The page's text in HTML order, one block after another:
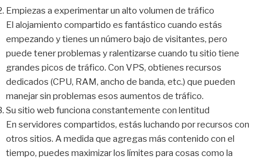
Empiezas a experimentar un alto volumen de tráfico
El alojamiento compartido es fantástico cuando estás
empezando y tienes un número bajo de visitantes, pero
puede tener problemas y ralentizarse cuando tu sitio tiene
grandes picos de tráfico. Con VPS, obtienes recursos
dedicados (CPU, RAM, ancho de banda, etc.) que pueden
manejar sin problemas esos aumentos de tráfico.
Su sitio web funciona constantemente con lentitud
En servidores compartidos, estás luchando por recursos con
otros sitios. A medida que agregas más contenido con el
tiempo, puedes maximizar los límites para cosas como la